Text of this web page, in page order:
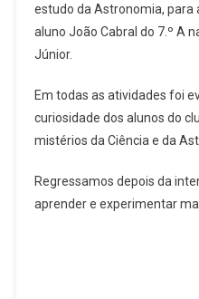
estudo da Astronomia,
aluno João Cabral do 7.º A
Júnior.
Em todas as atividades foi
curiosidade dos alunos do
mistérios da Ciência e da
Regressamos depois da
aprender e experimentar